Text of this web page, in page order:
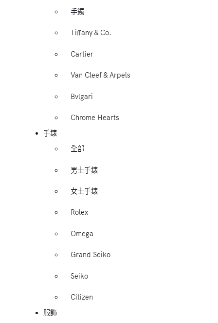
手鐲
Tiffany & Co.
Cartier
Van Cleef & Arpels
Bvlgari
Chrome Hearts
手錶
全部
男士手錶
女士手錶
Rolex
Omega
Grand Seiko
Seiko
Citizen
服飾